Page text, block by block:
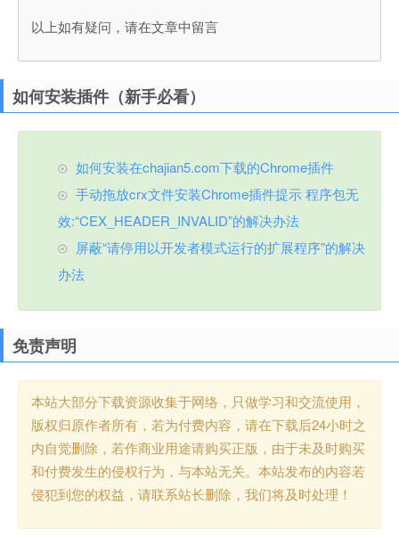
以上如有疑问，请在文章中留言
如何安装插件（新手必看）
如何安装在chajian5.com下载的Chrome插件
手动拖放crx文件安装Chrome插件提示 程序包无
效:“CEX_HEADER_INVALID”的解决办法
屏蔽“请停用以开发者模式运行的扩展程序”的解决
办法
免责声明
本站大部分下载资源收集于网络，只做学习和交流使用，
版权归原作者所有，若为付费内容，请在下载后24小时之
内自觉删除，若作商业用途请购买正版，由于未及时购买
和付费发生的侵权行为，与本站无关。本站发布的内容若
侵犯到您的权益，请联系站长删除，我们将及时处理！